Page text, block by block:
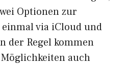
Optionen zur
via iCloud und
der Regel kommen
auch